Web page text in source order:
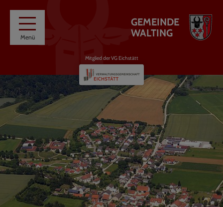
Menü
GEMEINDE
WALTING
Mitglied der VG Eichstätt